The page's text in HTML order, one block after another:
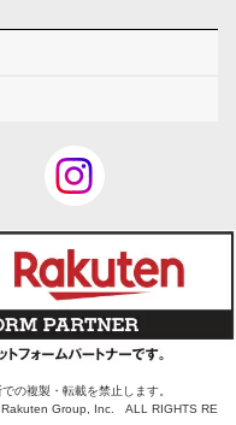
の複製・転載を禁止します。
Group, Inc. ALL RIGHTS RE